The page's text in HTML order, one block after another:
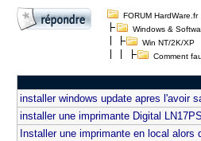
FORUM HardWare.fr
Windows &
Win NT/2K/XP
Comment
installer windows update apres l'avoir
installer une imprimante Digital
Installer une imprimante en local alors